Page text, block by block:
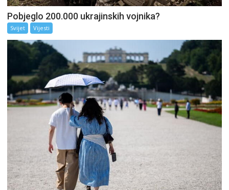
Pobjeglo 200.000 ukrajinskih vojnika?
Svijet Vijesti